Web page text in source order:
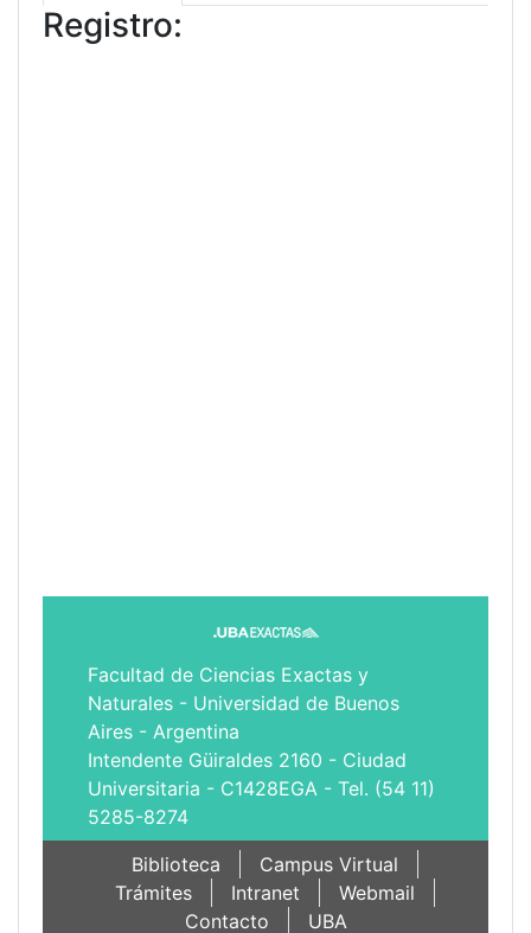
Registro:
Facultad de Ciencias Exactas y
Naturales - Universidad de Buenos
Aires - Argentina
Intendente Güiraldes 2160 - Ciudad
Universitaria - C1428EGA - Tel. (54 11)
5285-8274
Biblioteca
Campus Virtual
Trámites
Intranet
Webmail
Contacto
UBA